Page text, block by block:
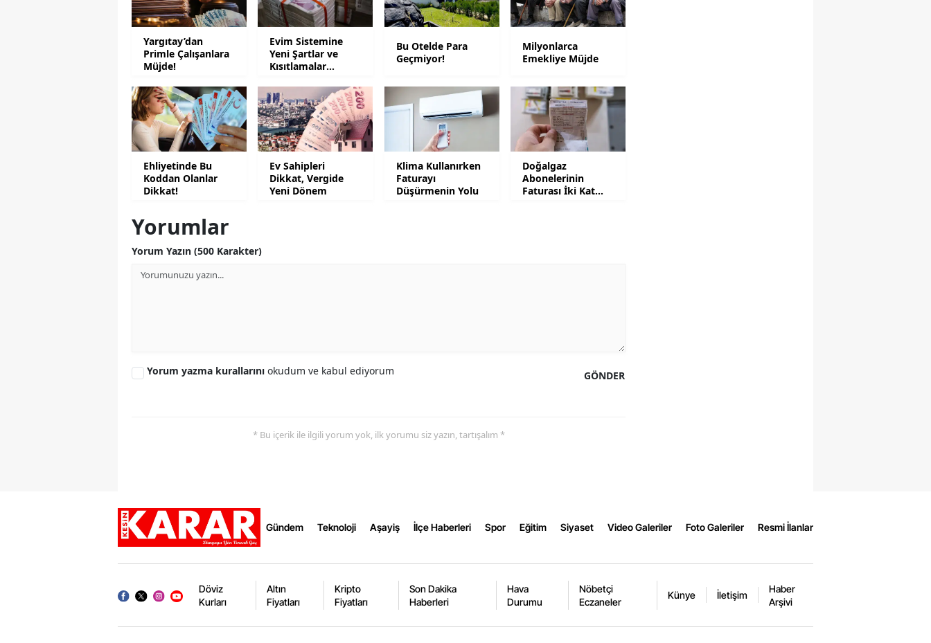
Sakarya
Samsun
Sinop
Sivas
Tekirdağ
Tokat
Batman
Bartın
Yargıtay’dan
Primle Çalışanlara
Müjde!
Evim Sistemine
Yeni Şartlar ve
Kısıtlamalar
Bu Otelde Para
Geçmiyor!
Milyonlarca
Emekliye Müjde
Ehliyetinde Bu
Koddan Olanlar
Dikkat!
Ev Sahipleri
Dikkat, Vergide
Yeni Dönem
Klima Kullanırken
Faturayı
Düşürmenin Yolu
Doğalgaz
Abonelerinin
Faturası İki Kat
Yorumlar
Yorum Yazın (500 Karakter)
GÖNDER
Yorum yazma kurallarını okudum ve kabul ediyorum
* Bu içerik ile ilgili yorum yok, ilk yorumu siz yazın, tartışalım *
Gündem Teknoloji Aşayiş İlçe Haberleri Spor Eğitim Siyaset Video Galeriler Foto Galeriler Resmi İlanlar
Döviz
Kurları
Altın
Fiyatları
Kripto
Fiyatları
Son Dakika
Haberleri
Hava
Durumu
Nöbetçi
Eczaneler
Künye İletişim
Haber
Arşivi